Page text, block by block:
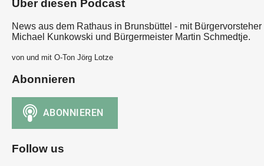
Über diesen Podcast
News aus dem Rathaus in Brunsbüttel - mit Bürgervorsteher
Michael Kunkowski und Bürgermeister Martin Schmedtje.
von und mit O-Ton Jörg Lotze
Abonnieren
Follow us